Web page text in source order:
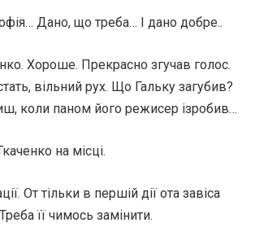
Дано, що треба… І дано добре..
Хороше. Прекрасно згучав голос.
вільний рух. Що Гальку загубив?
коли паном його режисер ізробив…
на місці.
От тільки в першій дії ота завіса
її чимось замінити.